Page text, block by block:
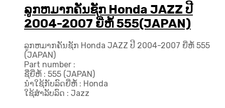
ລູກຫມາກຄັນຊັກ Honda JAZZ ປີ
2004-2007 ຍີ່ຫໍ້ 555(JAPAN)
ລູກຫມາກຄັນຊັກ Honda JAZZ ປີ 2004-2007 ຍີ່ຫໍ້ 555
(JAPAN)
Part number :
ຊື່ຍີ່ຫໍ້ : 555 (JAPAN)
ນຳໃຊ້ກັບລົດຍີ່ຫໍ້ : Honda
ໃຊ້ສໍາລັບລົດ : Jazz